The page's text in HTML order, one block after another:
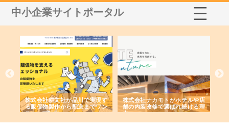
中小企業サイトポータル
株式会社耕文社が品川で実現す
る販促物製作から配送までワン
ストップ対応
株式会社ナカモトがホテルや店
舗の内装改修で選ばれ続ける理
由